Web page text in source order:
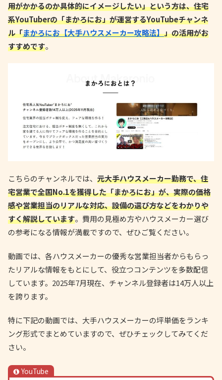
用がかかるのか具体的にイメージしたい」という方は、住宅
系YouTuberの「まかろにお」が運営するYouTubeチャンネ
ル「まかろにお【大手ハウスメーカー攻略法】」の活用がお
すすめです。
こちらのチャンネルでは、 元大手ハウスメーカー勤務で、住
宅営業で全国No.1を獲得した「まかろにお」が、実際の価格
感や営業担当のリアルな対応、設備の選び方などをわかりや
すく解説しています。費用の見極め方やハウスメーカー選び
の参考になる情報が満載ですので、ぜひご覧ください。
動画では、各ハウスメーカーの優秀な営業担当者からもらっ
たリアルな情報をもとにして、役立つコンテンツを多数配信
しています。2025年7月現在、チャンネル登録者は14万人以上
を誇ります。
特に下記の動画では、大手ハウスメーカーの坪単価をランキ
ング形式でまとめていますので、ぜひチェックしてみてくだ
さい。
YouTube